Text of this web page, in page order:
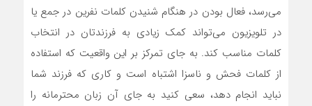
می‌رسد، فعال بودن در هنگام شنیدن کلمات نفرین در جمع یا
در تلویزیون می‌تواند کمک زیادی به فرزندتان در انتخاب
کلمات مناسب کند. به جای تمرکز بر این واقعیت که استفاده
از کلمات فحش و ناسزا اشتباه است و کاری که فرزند شما
نباید انجام دهد، سعی کنید به جای آن زبان محترمانه را